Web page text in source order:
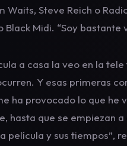
Waits, Steve Reich o
Black Midi. “Soy bastante
a casa la veo en la
Y esas primeras
ha provocado lo que he
hasta que se empiezan
película y sus tiempos”,